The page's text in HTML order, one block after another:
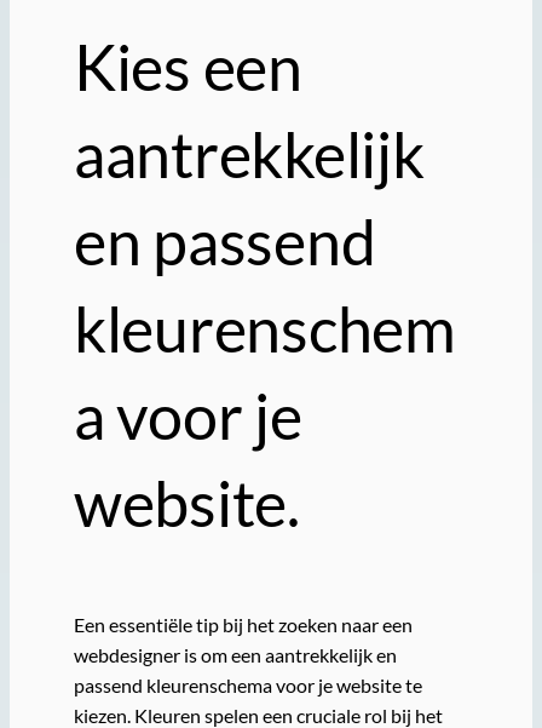
Kies een
aantrekkelijk
en passend
kleurenschem
a voor je
website.
Een essentiële tip bij het zoeken naar een
webdesigner is om een aantrekkelijk en
passend kleurenschema voor je website te
kiezen. Kleuren spelen een cruciale rol bij het